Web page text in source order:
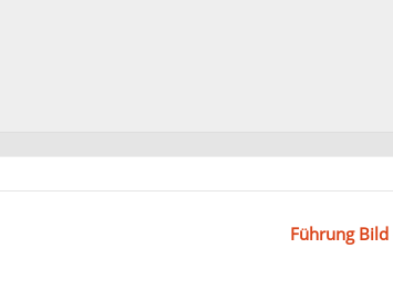
Führung